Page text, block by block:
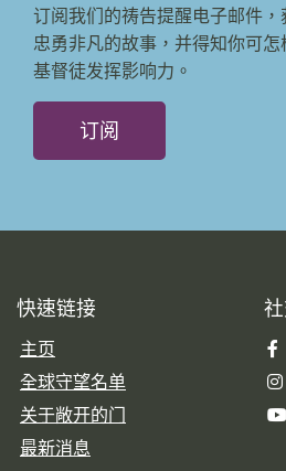
订阅我们的祷告提醒电子邮件
忠勇非凡的故事，并得知你可
基督徒发挥影响力。
订阅
快速链接
主页
全球守望名单
关于敞开的门
最新消息